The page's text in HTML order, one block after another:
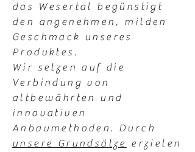
das Wesertal begünstigt
den angenehmen, milden
Geschmack unseres
Produktes.
Wir setzen auf die
Verbindung von
altbewährten und
innovativen
Anbaumethoden. Durch
unsere Grundsätze erzielen